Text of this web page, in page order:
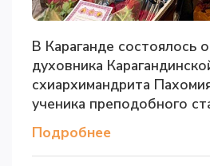
В Караганде состоялось
духовника
схиархимандрита
ученика преподобного
Подробнее